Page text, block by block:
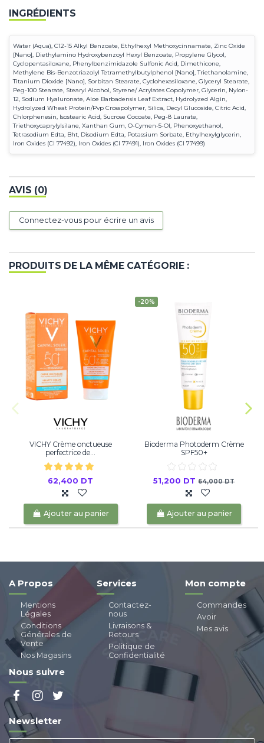
INGRÉDIENTS
Water (Aqua), C12-15 Alkyl Benzoate, Ethylhexyl Methoxycinnamate, Zinc Oxide
[Nano], Diethylamino Hydroxybenzoyl Hexyl Benzoate, Propylene Glycol,
Cyclopentasiloxane, Phenylbenzimidazole Sulfonic Acid, Dimethicone,
Methylene Bis-Benzotriazolyl Tetramethylbutylphenol [Nano], Triethanolamine,
Titanium Dioxide [Nano], Sorbitan Stearate, Cyclohexasiloxane, Glyceryl Stearate,
Peg-100 Stearate, Stearyl Alcohol, Styrene/ Acrylates Copolymer, Glycerin, Nylon-
12, Sodium Hyaluronate, Aloe Barbadensis Leaf Extract, Hydrolyzed Algin,
Hydrolyzed Wheat Protein/Pvp Crosspolymer, Silica, Decyl Glucoside, Citric Acid,
Chlorphenesin, Isostearic Acid, Sucrose Cocoate, Peg-8 Laurate,
Triethoxycaprylylsilane, Xanthan Gum, O-Cymen-5-Ol, Phenoxyethanol,
Tetrasodium Edta, Bht, Disodium Edta, Potassium Sorbate, Ethylhexylglycerin,
Iron Oxides (CI 77492), Iron Oxides (CI 77491), Iron Oxides (CI 77499)
AVIS (0)
Connectez-vous pour écrire un avis
PRODUITS DE LA MÊME CATÉGORIE :
VICHY Crème onctueuse
perfectrice de...
62,400 DT
Ajouter au panier
-20%
Bioderma Photoderm Crème
SPF50+
51,200 DT64,000 DT
Ajouter au panier
A Propos
Mentions
Légales
Conditions
Générales de
Vente
Nos Magasins
Services
Contactez-
nous
Livraisons &
Retours
Politique de
Confidentialité
Mon compte
Commandes
Avoir
Mes avis
Nous suivre
Newsletter